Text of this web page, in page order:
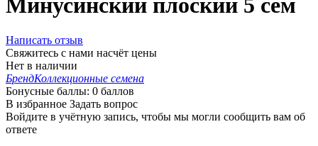
Минусинский плоский 5 сем
Написать отзыв
Свяжитесь с нами насчёт цены
Нет в наличии
БрендКоллекционные семена
Бонусные баллы: 0 баллов
В избранное Задать вопрос
Войдите в учётную запись, чтобы мы могли сообщить вам об
ответе